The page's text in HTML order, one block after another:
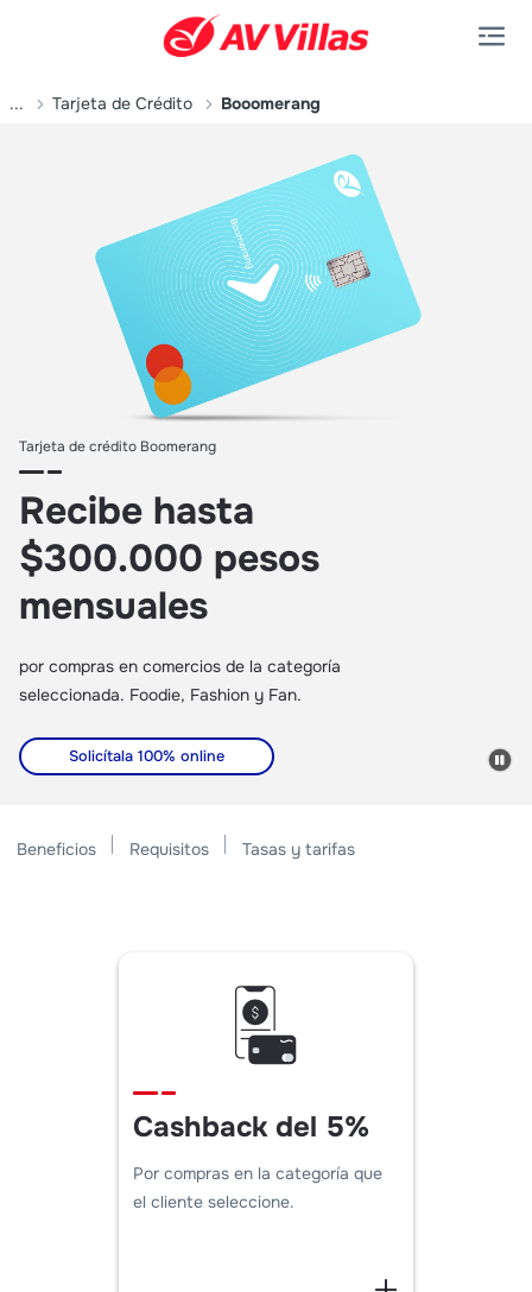
Saltar al contenido principal
... Tarjeta de Crédito Booomerang
Tarjeta de crédito Boomerang
Recibe hasta
$300.000 pesos
mensuales
por compras en comercios de la categoría
seleccionada. Foodie, Fashion y Fan.
Solicítala 100% online
Beneficios Requisitos Tasas y tarifas
Cashback del 5%
Por compras en la categoría que
el cliente seleccione.